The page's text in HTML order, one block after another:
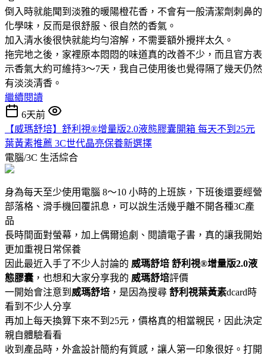
倒入時就能聞到淡雅的暖陽橙花香，不會有一般清潔劑刺鼻的
化學味，反而是很舒服、很自然的香氣。
加入清水後很快就能均勻溶解，不需要額外攪拌太久。
拖完地之後，家裡原本悶悶的味道真的改善不少，而且官方表
示香氣大約可維持3～7天，我自己使用後也覺得隔了幾天仍然
有淡淡清香。
繼續閱讀
6天前
【威瑪舒培】舒利視®增量版2.0液態膠囊開箱 每天不到25元
葉黃素推薦 3C世代晶亮保養新選擇
電腦/3C 生活綜合
身為每天至少使用電腦 8～10 小時的上班族，下班後還要經營
部落格、滑手機回覆訊息，可以說生活幾乎離不開各種3C產
品
長時間面對螢幕，加上偶爾追劇、閱讀電子書，真的讓我開始
更加重視日常保養
因此最近入手了不少人討論的 威瑪舒培 舒利視®增量版2.0液
態膠囊 ，也想和大家分享我的 威瑪舒培評價
一開始會注意到 威瑪舒培 ，是因為搜尋 舒利視葉黃素dcard時
看到不少人分享
再加上每天換算下來不到25元，價格真的相當親民，因此決定
親自體驗看看
收到產品時，外盒設計簡約有質感，讓人第一印象很好。打開